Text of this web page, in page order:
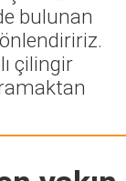
bulunan
çilingir